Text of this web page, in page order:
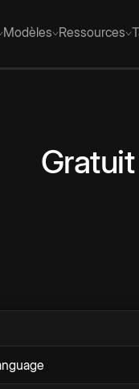
Modèles Ressources
Gratuit